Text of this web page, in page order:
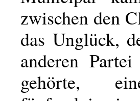
zwischen den
das Unglück,
anderen
gehörte,